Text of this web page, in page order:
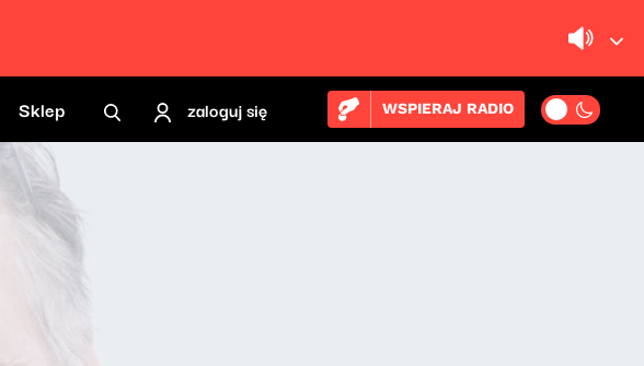
Sklep zaloguj się WSPIERAJ RADIO